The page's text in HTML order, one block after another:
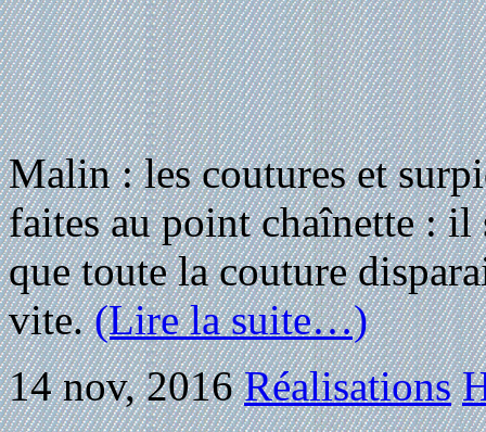
Malin : les coutures et
faites au point chaînette :
que toute la couture
vite.(Lire la suite…)
14 nov, 2016 Réalisations